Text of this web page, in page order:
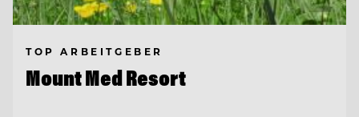
TOP ARBEITGEBER
Mount Med Resort